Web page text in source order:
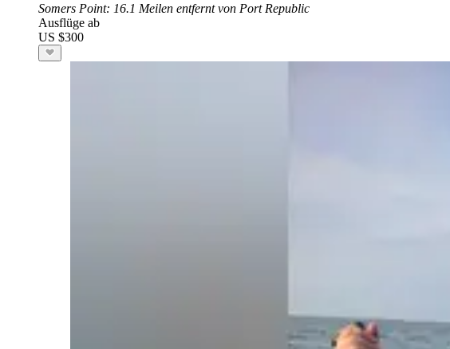
Somers Point: 16.1 Meilen entfernt von Port Republic
Ausflüge ab
US $300